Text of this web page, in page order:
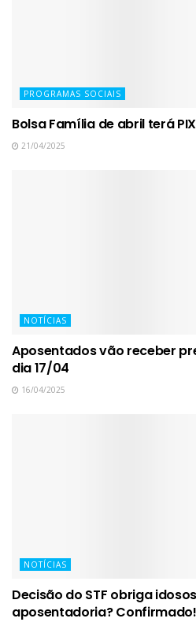
PROGRAMAS SOCIAIS
Bolsa Família de abril terá
21/04/2025
NOTÍCIAS
Aposentados vão receber
dia 17/04
16/04/2025
NOTÍCIAS
Decisão do STF obriga
aposentadoria? Confirmado!